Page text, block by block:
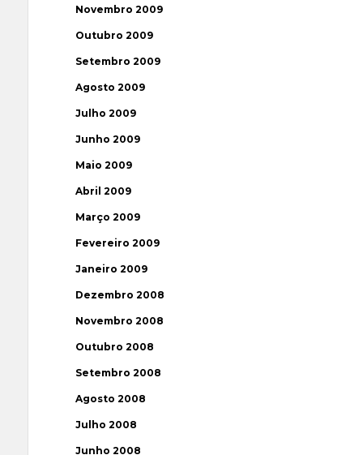
Novembro 2009
Outubro 2009
Setembro 2009
Agosto 2009
Julho 2009
Junho 2009
Maio 2009
Abril 2009
Março 2009
Fevereiro 2009
Janeiro 2009
Dezembro 2008
Novembro 2008
Outubro 2008
Setembro 2008
Agosto 2008
Julho 2008
Junho 2008